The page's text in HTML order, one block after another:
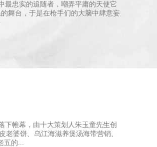
最忠实的追随者，嘲弄平庸的天使它
舞台，于是在枪手们的大脑中肆意妄
下帷幕，由十大策划人朱玉童先生创
老婆饼、乌江海滋养煲汤海带营销、
五的...